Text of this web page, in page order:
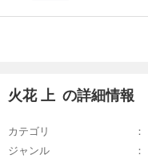
火花 上 の詳細情報
カテゴリ
ジャンル